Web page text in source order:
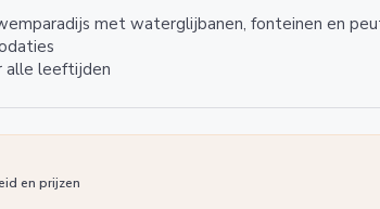
met waterglijbanen, fonteinen en
alle leeftijden
en prijzen